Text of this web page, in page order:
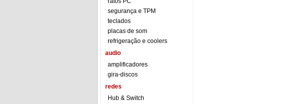
segurança e TPM
teclados
placas de som
refrigeração e coolers
audio
amplificadores
gira-discos
redes
Hub & Switch